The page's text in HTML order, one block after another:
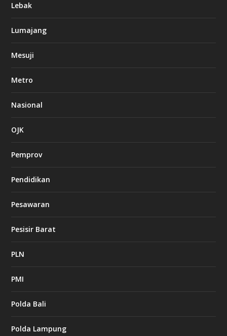
Lebak
Lumajang
Mesuji
Metro
Nasional
OJK
Pemprov
Pendidikan
Pesawaran
Pesisir Barat
PLN
PMI
Polda Bali
Polda Lampung